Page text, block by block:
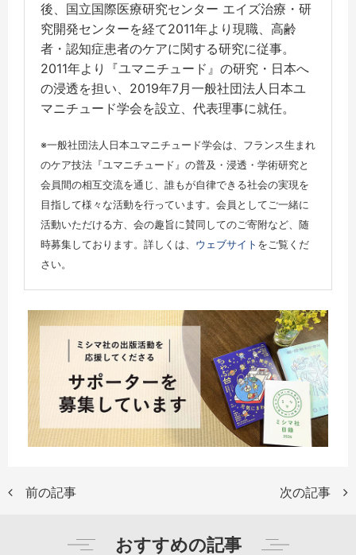
後、国立国際医療研究センター エイズ治療・研
究開発センターを経て2011年より現職、高齢
者・認知症患者のケアに関する研究に従事。
2011年より『ユマニチュード』の研究・日本へ
の浸透を担い、2019年7月一般社団法人日本ユ
マニチュード学会を設立、代表理事に就任。
※一般社団法人日本ユマニチュード学会は、フランス生まれ
のケア技法『ユマニチュード』の普及・浸透・学術研究と
会員間の相互交流を通じ、誰もが自律できる社会の実現を
目指して様々な活動を行っています。会員としてご一緒に
活動いただける方、会の趣旨に賛同してのご寄附など、随
時募集しております。詳しくは、 ウェブサイト をご覧くだ
さい。
前の記事 次の記事
おすすめの記事